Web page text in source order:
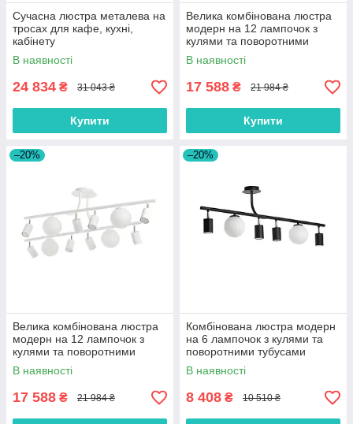
Сучасна люстра металева на
тросах для кафе, кухні,
кабінету
В наявності
24 834 ₴ 31 043 ₴
Купити
Велика комбінована люстра
модерн на 12 лампочок з
кулями та поворотними
тубусами
В наявності
17 588 ₴ 21 984 ₴
Купити
–20%
Велика комбінована люстра
модерн на 12 лампочок з
кулями та поворотними
тубусами
В наявності
17 588 ₴ 21 984 ₴
–20%
Комбінована люстра модерн
на 6 лампочок з кулями та
поворотними тубусами
В наявності
8 408 ₴ 10 510 ₴